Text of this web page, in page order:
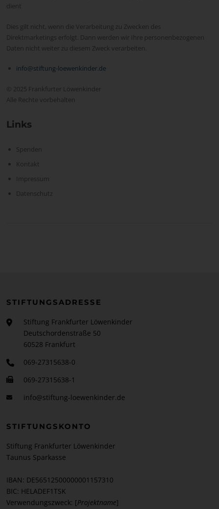
dient
Dies gilt nicht, wenn die Verarbeitung zu Zwecken des
Direktmarketings erfolgt. Dann werden wir Ihre personenbezogenen
Daten nicht weiter zu diesem Zweck verarbeiten.
info@stiftung-loewenkinder.de
© 2025 Frankfurter Löwenkinder
Alle Rechte vorbehalten
Links
Spenden
Kontakt
Impressum
Datenschutz
STIFTUNGSADRESSE
Stiftung Frankfurter Löwenkinder
Deutschordenstraße 50
60528 Frankfurt
069-27315638-0
069-27315638-1
info@stiftung-loewenkinder.de
STIFTUNGSKONTO
Stiftung Frankfurter Löwenkinder
Taunus Sparkasse
IBAN: DE56512500000001157310
BIC: HELADEF1TSK
Verwendungszweck: [Projektname]